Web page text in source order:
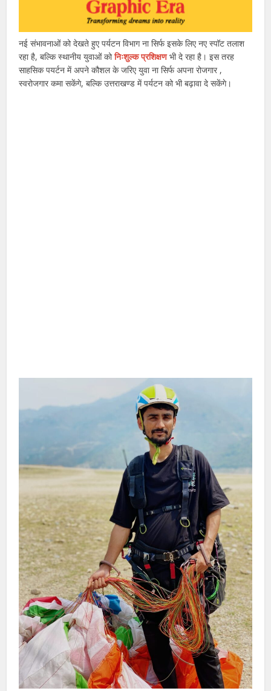
नई संभावनाओं को देखते हुए पर्यटन विभाग ना सिर्फ इसके लिए नए स्पॉट तलाश
रहा है, बल्कि स्थानीय युवाओं कोनिःशुल्क प्रशिक्षणभी दे रहा है। इस तरह
साहसिक पयर्टन में अपने कौशल के जरिए युवा ना सिर्फ अपना रोजगार ,
स्वरोजगार कमा सकेंगे, बल्कि उत्तराखण्ड में पर्यटन को भी बढ़ावा दे सकेंगे।